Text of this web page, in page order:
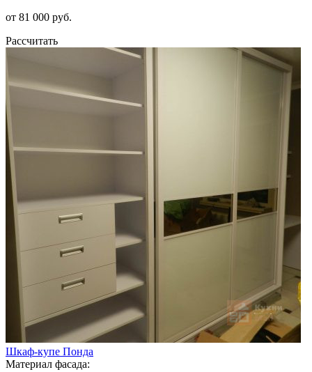
от 81 000 руб.
Рассчитать
Шкаф-купе Понда
Материал фасада: